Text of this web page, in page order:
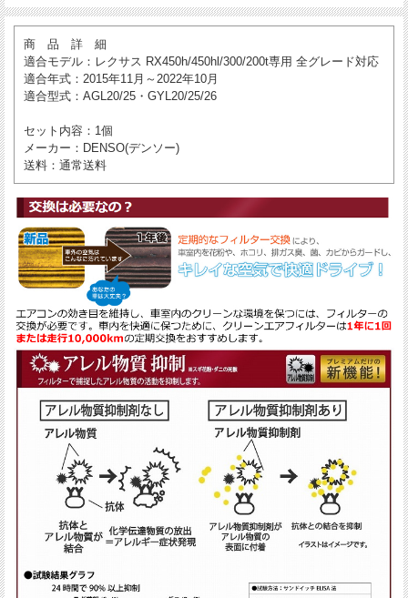
商 品 詳 細
適合モデル ：レクサス RX450h/450hl/300/200t専用 全グレード対応
適合年式 ：2015年11月～2022年10月
適合型式 ：AGL20/25・GYL20/25/26
セット内容 ：1個
メーカー ：DENSO(デンソー)
送料 ：通常送料